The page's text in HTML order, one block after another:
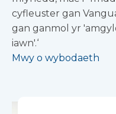
cyfleuster gan
gan ganmol yr
iawn'.‘
Mwy o wybodaeth